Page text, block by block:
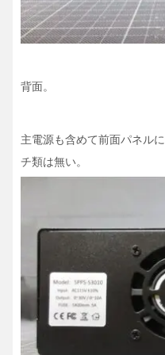
背面。
主電源も含めて前面パネル
チ類は無い。